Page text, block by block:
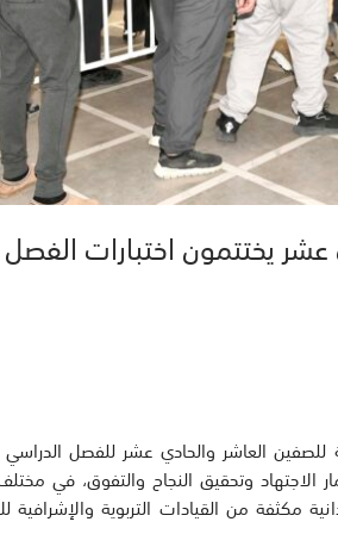
يختتمون اختبارات
الاجتهاد وتحقيق النجاح والتفوق، في
مكثفة من القيادات التربوية والإشرافية